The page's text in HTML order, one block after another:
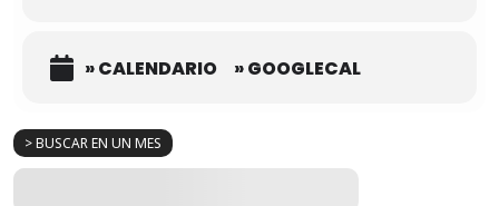
> BUSCAR EN UN MES
» CALENDARIO » GOOGLECAL